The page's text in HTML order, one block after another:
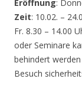
Eröffnung:
Zeit: 10.02. –
Fr. 8.30 – 14.00
oder Seminare
behindert
Besuch